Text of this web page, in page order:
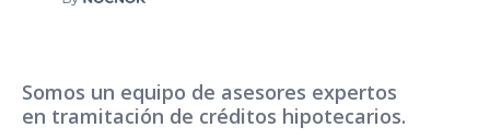
Somos un equipo de asesores expertos
en tramitación de créditos hipotecarios.